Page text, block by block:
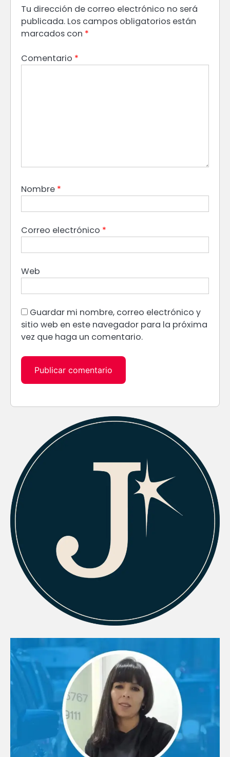
Tu dirección de correo electrónico no será
publicada. Los campos obligatorios están
marcados con *
Comentario *
Nombre *
Correo electrónico *
Web
Guardar mi nombre, correo electrónico y
sitio web en este navegador para la próxima
vez que haga un comentario.